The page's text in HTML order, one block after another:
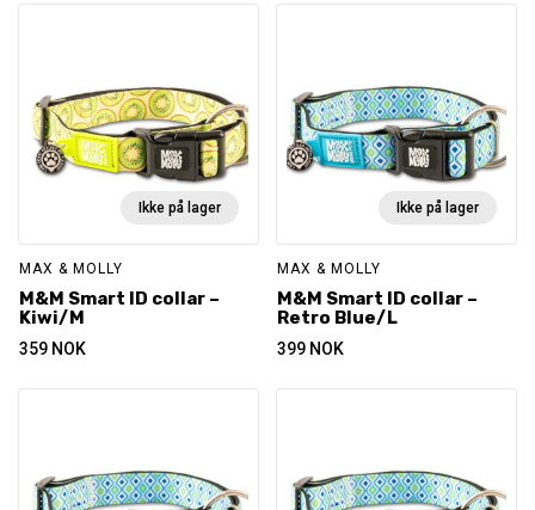
Ikke på lager
MAX & MOLLY
M&M Smart ID collar –
Kiwi/M
359 NOK
Ikke på lager
MAX & MOLLY
M&M Smart ID collar –
Retro Blue/L
399 NOK